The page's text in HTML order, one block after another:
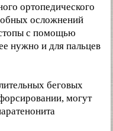
ортопедического
осложнений
с помощью
нужно и для пальцев
беговых
могут